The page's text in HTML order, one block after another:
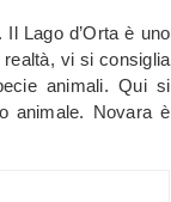
. Il Lago d’Orta è uno
vi si consiglia
animali. Qui si
animale. Novara è